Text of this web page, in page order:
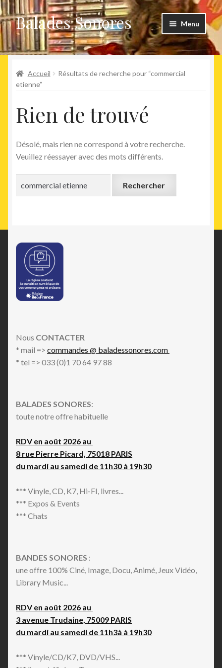
Aller
à
la
navigation
Aller
au
contenu
Balades Sonores Menu
Boutique
Nouveaux arrivages
Accueil
Résultats de recherche pour “commercial
etienne”
Rien de trouvé
Désolé, mais rien ne correspond à votre recherche.
Veuillez réessayer avec des mots différents.
Nous CONTACTER
* mail => commandes @ baladessonores.com
* tel => 033 (0)1 70 64 97 88
BALADES SONORES:
toute notre offre habituelle
RDV en août 2026 au
8 rue Pierre Picard, 75018 PARIS
du mardi au samedi de 11h30 à 19h30
*** Vinyle, CD, K7, Hi-FI, livres...
*** Expos & Events
*** Chats
BANDES SONORES :
une offre 100% Ciné, Image, Docu, Animé, Jeux Vidéo,
Library Music...
RDV en août 2026 au
3 avenue Trudaine, 75009 PARIS
du mardi au samedi de 11h3à à 19h30
*** Vinyle/CD/K7, DVD/VHS...